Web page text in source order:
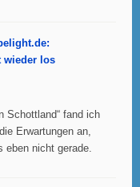
wieder los
Schottland“ fand ich
Erwartungen an,
eben nicht gerade.